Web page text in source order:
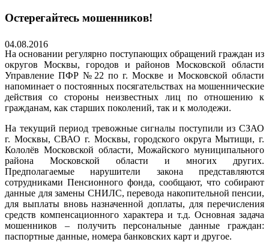
Остерегайтесь мошенников!
04.08.2016
На основании регулярно поступающих обращений граждан из
округов Москвы, городов и районов Московской области
Управление ПФР №22 по г. Москве и Московской области
напоминает о постоянных посягательствах на мошеннические
действия со стороны неизвестных лиц по отношению к
гражданам, как старших поколений, так и к молодежи.
На текущий период тревожные сигналы поступили из СЗАО
г. Москвы, СВАО г. Москвы, городского округа Мытищи, г.
Кололёв Московской области, Можайского муниципального
района Московской области и многих других.
Предполагаемые нарушители закона представляются
сотрудниками Пенсионного фонда, сообщают, что собирают
данные для замены СНИЛС, перевода накопительной пенсии,
для выплаты вновь назначенной доплаты, для перечисления
средств компенсационного характера и т.д. Основная задача
мошенников – получить персональные данные граждан:
паспортные данные, номера банковских карт и другое.